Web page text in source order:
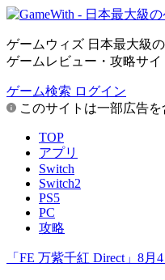
ゲームウィズ 日本最大級の
ゲームレビュー・攻略サイ
ゲーム検索 ログイン
このサイトは一部広告を
TOP
アプリ
Switch
Switch2
PS5
PC
攻略
「FE 万紫千紅 Direct」8月